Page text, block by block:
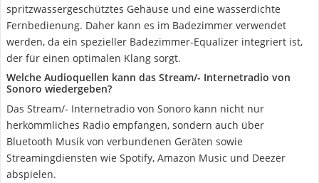
spritzwassergeschütztes Gehäuse und eine wasserdichte
Fernbedienung. Daher kann es im Badezimmer verwendet
werden, da ein spezieller Badezimmer-Equalizer integriert ist,
der für einen optimalen Klang sorgt.
Welche Audioquellen kann das Stream/- Internetradio von
Sonoro wiedergeben?
Das Stream/- Internetradio von Sonoro kann nicht nur
herkömmliches Radio empfangen, sondern auch über
Bluetooth Musik von verbundenen Geräten sowie
Streamingdiensten wie Spotify, Amazon Music und Deezer
abspielen.